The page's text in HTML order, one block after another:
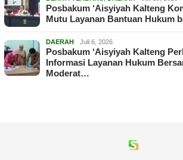
Posbakum ‘Aisyiyah Kalteng
Mutu Layanan Bantuan Hukum
DAERAH Juli 6, 2026
Posbakum ‘Aisyiyah Kalteng
Informasi Layanan Hukum
Moderat…